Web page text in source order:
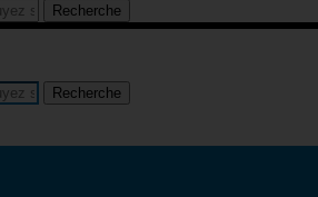
Recherche
Recherche